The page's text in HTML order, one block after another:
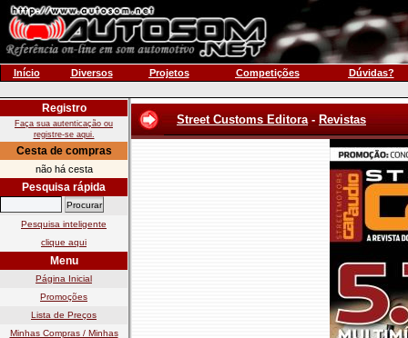
Início Diversos Projetos Competições Dúvidas?
Registro
Faça sua autenticação ou
registre-se aqui.
Cesta de compras
não há cesta
Pesquisa rápida
Pesquisa inteligente
clique aqui
Menu
Página Inicial
Promoções
Lista de Preços
Minhas Compras / Minhas
Street Customs Editora- Revistas